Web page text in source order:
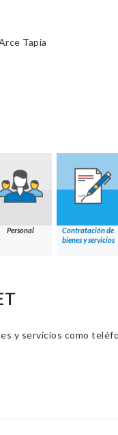
Tapia
Personal
Contratación de
bienes y servicios
y servicios como